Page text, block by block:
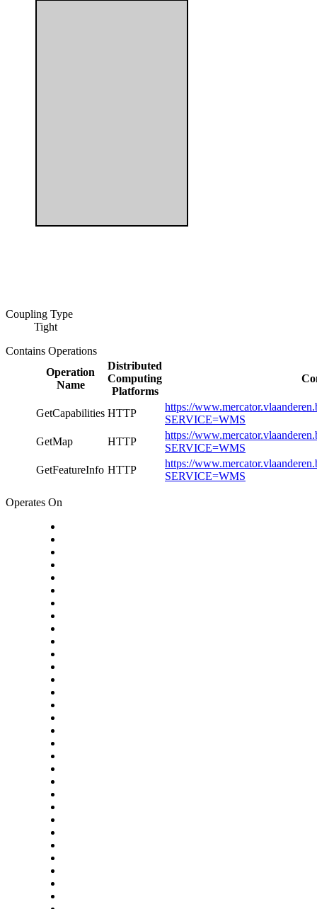
Coupling Type
Tight
Contains Operations
Operation
Name
Distributed
Computing
Platforms
GetCapabilities HTTP
https://
SERVICE=WMS
GetMap
HTTP
https://
SERVICE=WMS
GetFeatureInfo HTTP
https://
SERVICE=WMS
Operates On